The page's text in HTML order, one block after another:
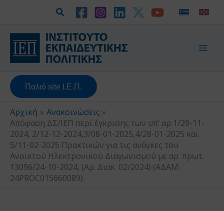
περιεχόμενο
Αναζήτηση
Παλιό site Ι.Ε.Π.
Αρχική
Ανακοινώσεις
Απόφαση ΔΣ/ΙΕΠ περί έγκρισης των υπ’ αρ 1/29-11-
2024, 2/12-12-2024,3/08-01-2025,4/28-01-2025 και
5/11-02-2025 Πρακτικών για τις ανάγκες του
Ανοικτού Ηλεκτρονικού Διαγωνισμού με αρ. πρωτ.
13096/24-10-2024, (Αρ. Διακ. 02/2024) (ΑΔΑΜ:
24PROC015660089)